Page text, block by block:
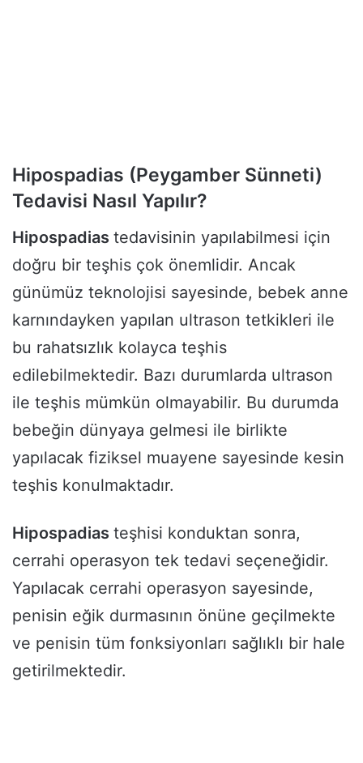
Hipospadias (Peygamber Sünneti)
Tedavisi Nasıl Yapılır?
Hipospadias tedavisinin yapılabilmesi için
doğru bir teşhis çok önemlidir. Ancak
günümüz teknolojisi sayesinde, bebek anne
karnındayken yapılan ultrason tetkikleri ile
bu rahatsızlık kolayca teşhis
edilebilmektedir. Bazı durumlarda ultrason
ile teşhis mümkün olmayabilir. Bu durumda
bebeğin dünyaya gelmesi ile birlikte
yapılacak fiziksel muayene sayesinde kesin
teşhis konulmaktadır.
Hipospadias teşhisi konduktan sonra,
cerrahi operasyon tek tedavi seçeneğidir.
Yapılacak cerrahi operasyon sayesinde,
penisin eğik durmasının önüne geçilmekte
ve penisin tüm fonksiyonları sağlıklı bir hale
getirilmektedir.